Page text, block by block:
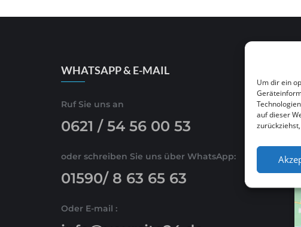
Um dir ein
auf dieser
WHATSAPP & E-MAIL
Ruf Sie uns an
0621 / 54 56 00 53
oder schreiben Sie uns über WhatsApp:
01590/ 8 63 65 63
Oder E-mail :